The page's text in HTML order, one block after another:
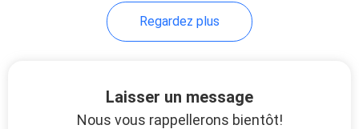
Durcisseur de
Regardez plus
Laisser un message
Nous vous rappellerons bientôt!